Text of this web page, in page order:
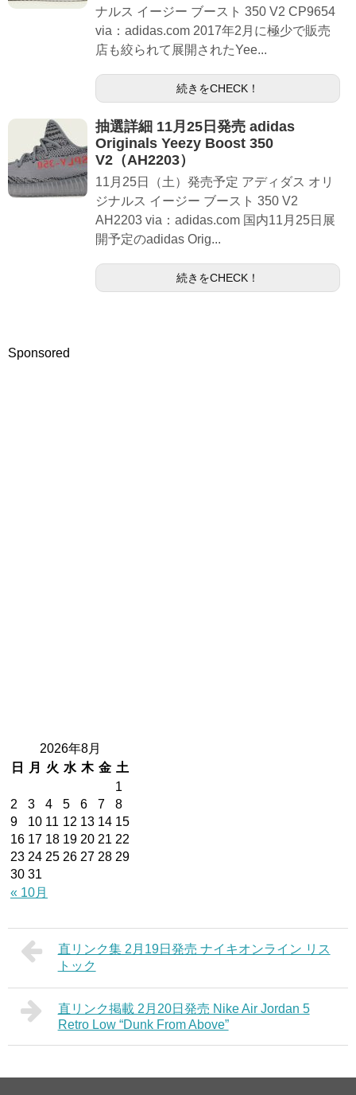
ナルス イージー ブースト 350 V2 CP9654
via：adidas.com 2017年2月に極少で販売
店も絞られて展開されたYee...
続きをCHECK！
抽選詳細 11月25日発売 adidas
Originals Yeezy Boost 350
V2（AH2203）
11月25日（土）発売予定 アディダス オリ
ジナルス イージー ブースト 350 V2
AH2203 via：adidas.com 国内11月25日展
開予定のadidas Orig...
続きをCHECK！
Sponsored
2026年8月
日
月 火 水 木 金 土
« 10月
1
2
3 4 5 6 7
8
9
10 11 12 13 14 15
16 17 18 19 20 21 22
23 24 25 26 27 28 29
30 31
直リンク集 2月19日発売 ナイキオンライン リス
トック
直リンク掲載 2月20日発売 Nike Air Jordan 5
Retro Low “Dunk From Above”